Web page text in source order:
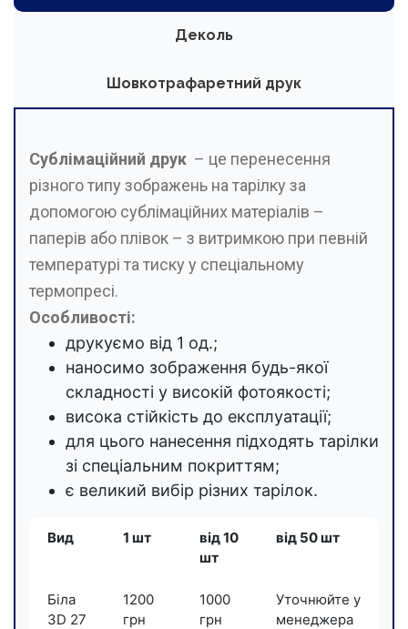
Деколь
Шовкотрафаретний друк
Сублімаційний друк – це перенесення
різного типу зображень на тарілку за
допомогою сублімаційних матеріалів –
паперів або плівок – з витримкою при певній
температурі та тиску у спеціальному
термопресі.
Особливості:
друкуємо від 1 од.;
наносимо зображення будь-якої
складності у високій фотоякості;
висока стійкість до експлуатації;
для цього нанесення підходять тарілки
зі спеціальним покриттям;
є великий вибір різних тарілок.
Вид 1 шт
від 10
шт
від 50 шт
Біла
3D 27
1200
грн
1000
грн
Уточнюйте у
менеджера